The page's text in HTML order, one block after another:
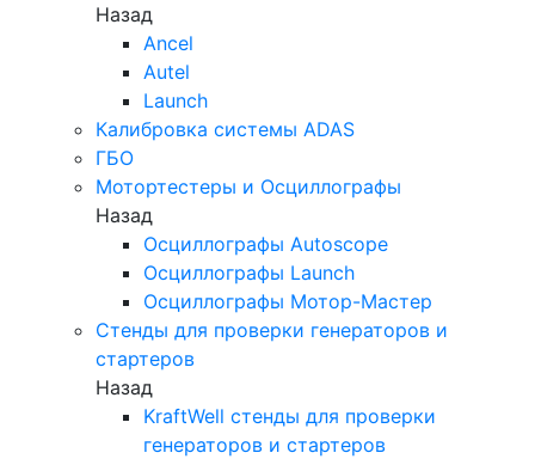
Назад
Ancel
Autel
Launch
Калибровка системы ADAS
ГБО
Мотортестеры и Осциллографы
Назад
Осциллографы Autoscope
Осциллографы Launch
Осциллографы Мотор-Мастер
Стенды для проверки генераторов и
стартеров
Назад
KraftWell стенды для проверки
генераторов и стартеров